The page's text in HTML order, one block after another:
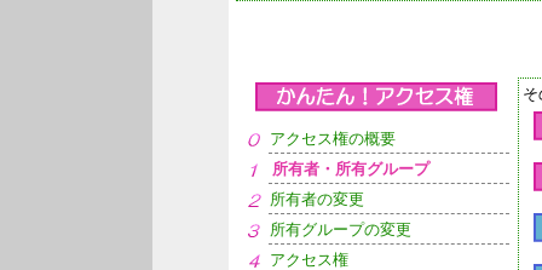
アクセス権の概要
所有者・所有グループ
所有者の変更
所有グループの変更
アクセス権